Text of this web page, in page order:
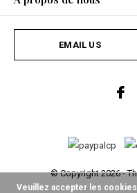
EMAIL US
© Copyright2026-
Veuillez accepter les